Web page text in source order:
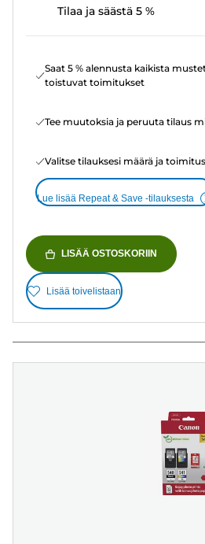
Tilaa ja säästä 5 %
Saat 5 % alennusta kaikista
toistuvat toimitukset
Tee muutoksia ja peruuta tilaus
Valitse tilauksesi määrä ja
Lue lisää Repeat & Save -tilauksesta
LISÄÄ OSTOSKORIIN
Lisää toivelistaan